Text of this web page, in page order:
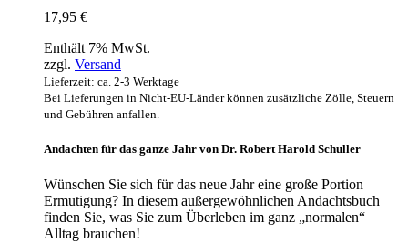
17,95 €
Enthält 7% MwSt.
zzgl. Versand
Lieferzeit: ca. 2-3 Werktage
Bei Lieferungen in Nicht-EU-Länder können zusätzliche Zölle, Steuern
und Gebühren anfallen.
Andachten für das ganze Jahr von Dr. Robert Harold Schuller
Wünschen Sie sich für das neue Jahr eine große Portion
Ermutigung? In diesem außergewöhnlichen Andachtsbuch
finden Sie, was Sie zum Überleben im ganz „normalen“
Alltag brauchen!